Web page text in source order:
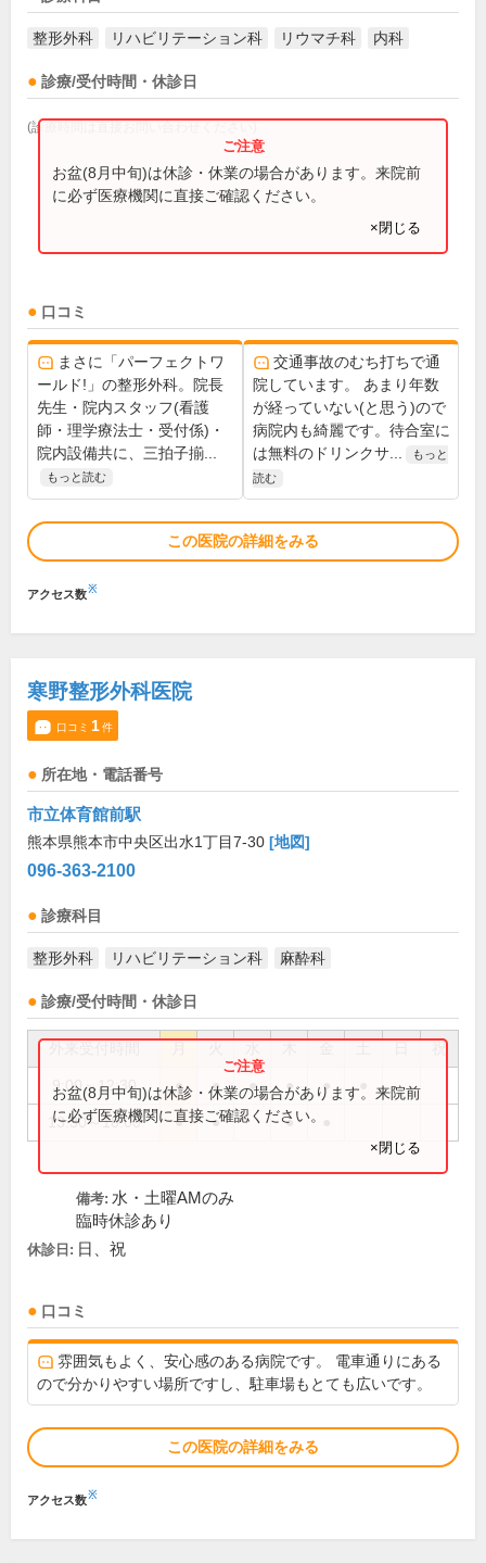
整形外科 リハビリテーション科 リウマチ科 内科
診療/受付時間・休診日
(診療時間は直接お問い合わせください)
お盆(8月中旬)は休診・休業の場合があります。来院前
に必ず医療機関に直接ご確認ください。
×閉じる
口コミ
まさに「パーフェクトワ
ールド!」の整形外科。院長
先生・院内スタッフ(看護
師・理学療法士・受付係)・
院内設備共に、三拍子揃...
もっと読む
交通事故のむち打ちで通
院しています。 あまり年数
が経っていない(と思う)ので
病院内も綺麗です。待合室に
は無料のドリンクサ...
もっと
読む
この医院の詳細をみる
アクセス数※
寒野整形外科医院
口コミ 1件
所在地・電話番号
市立体育館前駅
熊本県熊本市中央区出水1丁目7-30 [地図]
096-363-2100
診療科目
整形外科 リハビリテーション科 麻酔科
診療/受付時間・休診日
祝
9:00～12:30 ● ● ● ● ●
13:30～18:00 ● ● ●
お盆(8月中旬)は休診・休業の場合があります。来院前
に必ず医療機関に直接ご確認ください。
×閉じる
備考: 水・土曜AMのみ
臨時休診あり
休診日: 日、祝
口コミ
雰囲気もよく、安心感のある病院です。 電車通りにある
ので分かりやすい場所ですし、駐車場もとても広いです。
この医院の詳細をみる
アクセス数※